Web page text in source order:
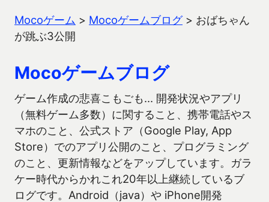
Mocoゲーム > Mocoゲームブログ> おばちゃん
が跳ぶ3公開
Mocoゲームブログ
ゲーム作成の悲喜こもごも… 開発状況やアプリ
（無料ゲーム多数）に関すること、携帯電話やス
マホのこと、公式ストア（Google Play, App
Store）でのアプリ公開のこと、プログラミング
のこと、更新情報などをアップしています。ガラ
ケー時代からかれこれ20年以上継続しているブ
ログです。Android（java）や iPhone開発